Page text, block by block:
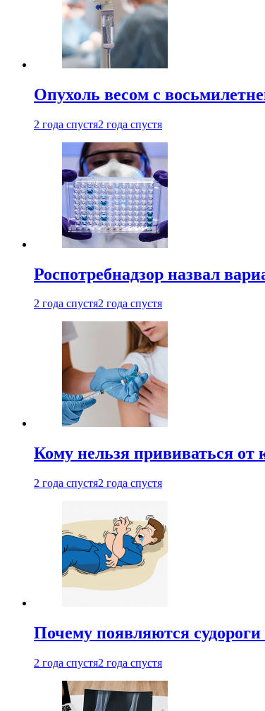
Опухоль весом с
2 года спустя2 года спустя
Роспотребнадзор назвал
2 года спустя2 года спустя
Кому нельзя прививаться от
2 года спустя2 года спустя
Почему появляются судороги
2 года спустя2 года спустя